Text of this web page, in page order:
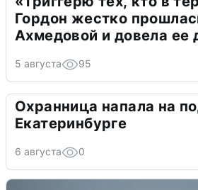
Гордон жестко
Ахмедовой и довела ее
5 августа 95
Охранница напала на
Екатеринбурге
6 августа 0